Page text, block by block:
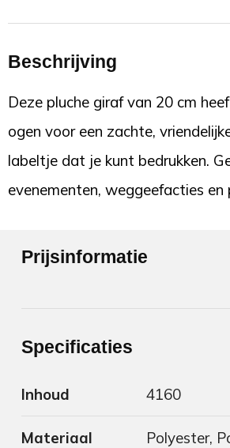
Beschrijving
Deze pluche giraf van 20 cm
ogen voor een zachte,
labeltje dat je kunt bedrukken.
evenementen, weggeefacties en
Prijsinformatie
Specificaties
Inhoud 4160
Materiaal Polyester,